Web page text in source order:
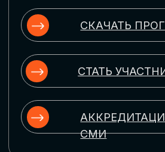
ЦИФРОВИЗАЦИЯ
УПРАВЛЕНИЯ ПЕРСОНАЛОМ
Рассмотрим управление человеческим
комплексные решения для роста
производительности и кейсы
оптимизации процессов найма,
развития, оценки и удержания
ЦИФРОВИЗАЦИЯ
КЛИЕНТСКОГО СЕРВИСА